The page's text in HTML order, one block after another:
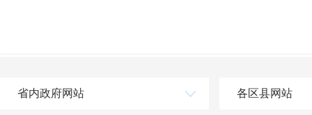
省内政府网站 各区县网站